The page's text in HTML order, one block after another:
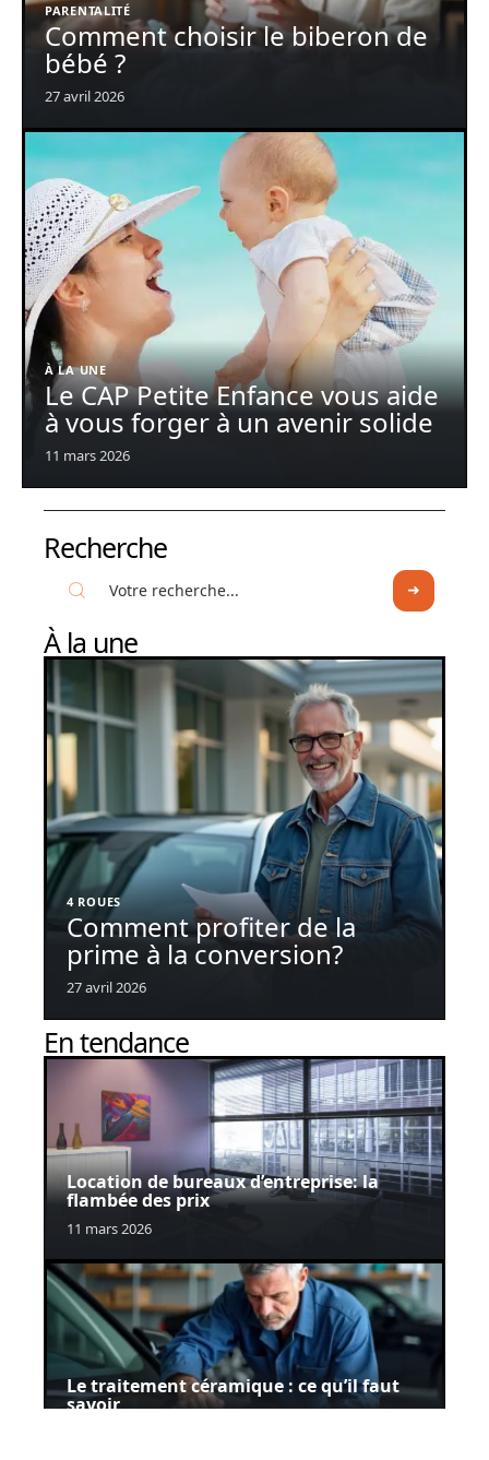
PARENTALITÉ
Comment choisir le biberon de
bébé ?
27 avril 2026
À LA UNE
Le CAP Petite Enfance vous aide
à vous forger à un avenir solide
11 mars 2026
Recherche
À la une
4 ROUES
Comment profiter de la
prime à la conversion?
27 avril 2026
En tendance
Location de bureaux d’entreprise: la
flambée des prix
11 mars 2026
Le traitement céramique : ce qu’il faut
savoir